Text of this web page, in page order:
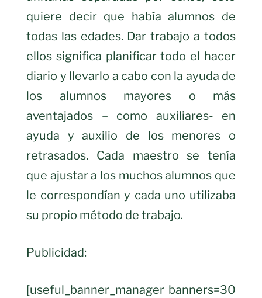
quiere decir que había alumnos de
todas las edades. Dar trabajo a todos
ellos significa planificar todo el hacer
diario y llevarlo a cabo con la ayuda de
los alumnos mayores o más
aventajados – como auxiliares- en
ayuda y auxilio de los menores o
retrasados. Cada maestro se tenía
que ajustar a los muchos alumnos que
le correspondían y cada uno utilizaba
su propio método de trabajo.
Publicidad:
[useful_banner_manager banners=30